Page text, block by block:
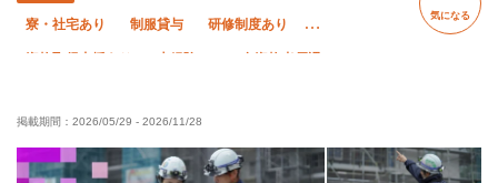
寮・社宅あり 制服貸与 研修制度あり
気になる
掲載期間： 2026/05/29 - 2026/11/28